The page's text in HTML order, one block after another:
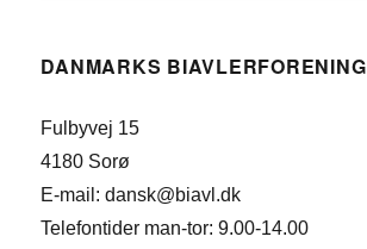
DANMARKS BIAVLERFORENING
Fulbyvej 15
4180 Sorø
E-mail: dansk@biavl.dk
Telefontider man-tor: 9.00-14.00